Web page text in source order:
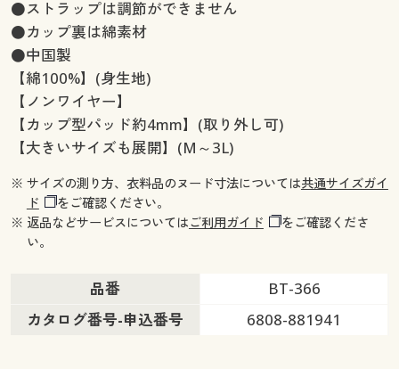
●ストラップは調節ができません
●カップ裏は綿素材
●中国製
【綿100%】(身生地)
【ノンワイヤー】
【カップ型パッド約4mm】(取り外し可)
【大きいサイズも展開】(M～3L)
※ サイズの測り方、衣料品のヌード寸法については共通サイズガイ
ド
をご確認ください。
※ 返品などサービスについてはご利用ガイド
をご確認くださ
い。
品番
BT-366
カタログ番号-申込番号
6808-881941